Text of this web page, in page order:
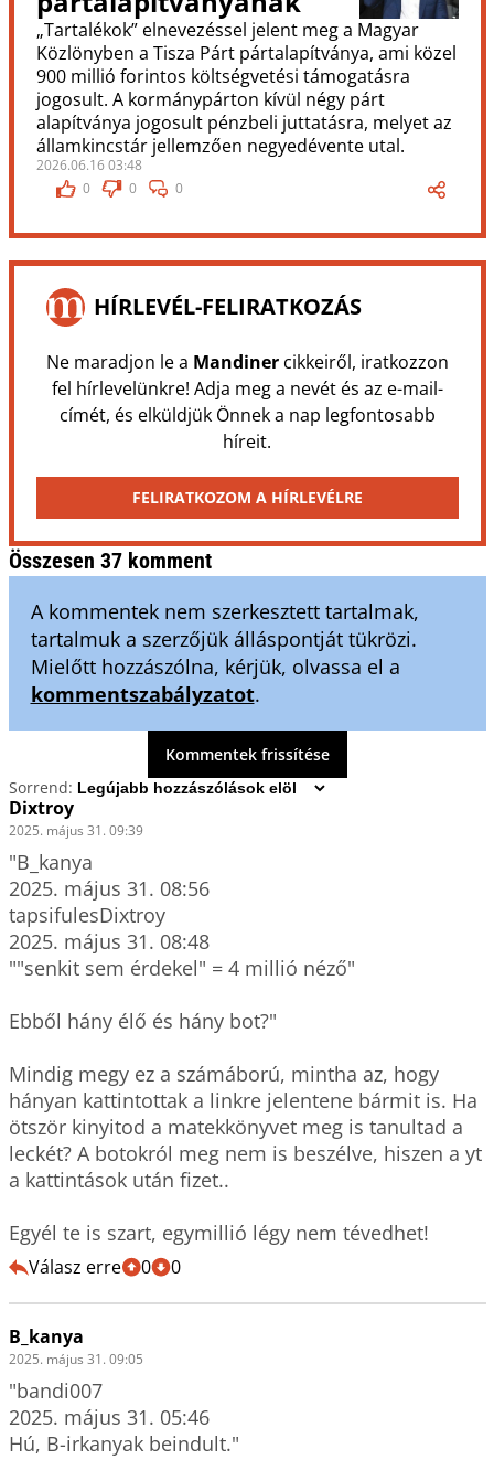
„Tartalékok” elnevezéssel jelent meg a Magyar
Közlönyben a Tisza Párt pártalapítványa, ami közel
900 millió forintos költségvetési támogatásra
jogosult. A kormánypárton kívül négy párt
alapítványa jogosult pénzbeli juttatásra, melyet az
államkincstár jellemzően negyedévente utal.
2026.06.16 03:48
0
0 0
HÍRLEVÉL-FELIRATKOZÁS
Ne maradjon le a Mandinercikkeiről, iratkozzon
fel hírlevelünkre! Adja meg a nevét és az e-mail-
címét, és elküldjük Önnek a nap legfontosabb
híreit.
FELIRATKOZOM A HÍRLEVÉLRE
Összesen 37 komment
A kommentek nem szerkesztett tartalmak,
tartalmuk a szerzőjük álláspontját tükrözi.
Mielőtt hozzászólna, kérjük, olvassa el a
kommentszabályzatot.
Kommentek frissítése
Sorrend:
Dixtroy
2025. május 31. 09:39
"B_kanya
2025. május 31. 08:56
tapsifulesDixtroy
2025. május 31. 08:48
""senkit sem érdekel" = 4 millió néző"
Ebből hány élő és hány bot?"
Mindig megy ez a számáború, mintha az, hogy
hányan kattintottak a linkre jelentene bármit is. Ha
ötször kinyitod a matekkönyvet meg is tanultad a
leckét? A botokról meg nem is beszélve, hiszen a yt
a kattintások után fizet..
Egyél te is szart, egymillió légy nem tévedhet!
Válasz erre 0 0
B_kanya
2025. május 31. 09:05
"bandi007
2025. május 31. 05:46
Hú, B-irkanyak beindult."